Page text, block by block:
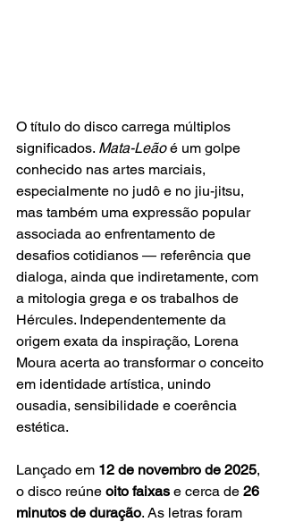
O título do disco carrega múltiplos
significados. Mata-Leão é um golpe
conhecido nas artes marciais,
especialmente no judô e no jiu-jitsu,
mas também uma expressão popular
associada ao enfrentamento de
desafios cotidianos — referência que
dialoga, ainda que indiretamente, com
a mitologia grega e os trabalhos de
Hércules. Independentemente da
origem exata da inspiração, Lorena
Moura acerta ao transformar o conceito
em identidade artística, unindo
ousadia, sensibilidade e coerência
estética.
Lançado em 12 de novembro de 2025,
o disco reúne oito faixas e cerca de 26
minutos de duração. As letras foram